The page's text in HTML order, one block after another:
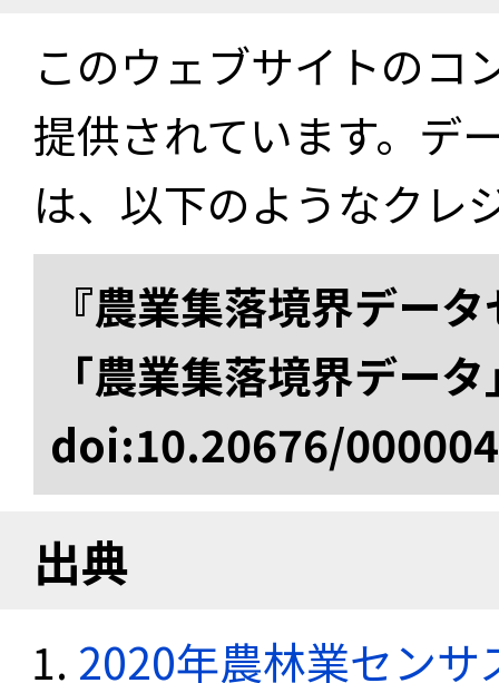
このウェブサイトのコ
提供されています。デ
は、以下のようなクレ
『農業集落境界デー
「農業集落境界デー
doi:10.20676/
出典
2020年農林業セン